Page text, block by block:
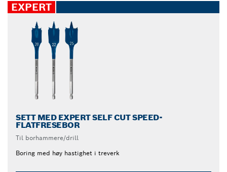
EXPERT
SETT MED EXPERT SELF CUT SPEED-
FLATFRESEBOR
Til borhammere/drill
Boring med høy hastighet i treverk